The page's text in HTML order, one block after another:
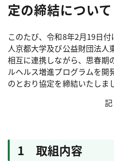
定の締結について
このたび、令和8年2月19日
人京都大学及び公益財団法人
相互に連携しながら、思春期
ルヘルス増進プログラムを開
のとおり協定を締結いたしま
記
1 取組内容